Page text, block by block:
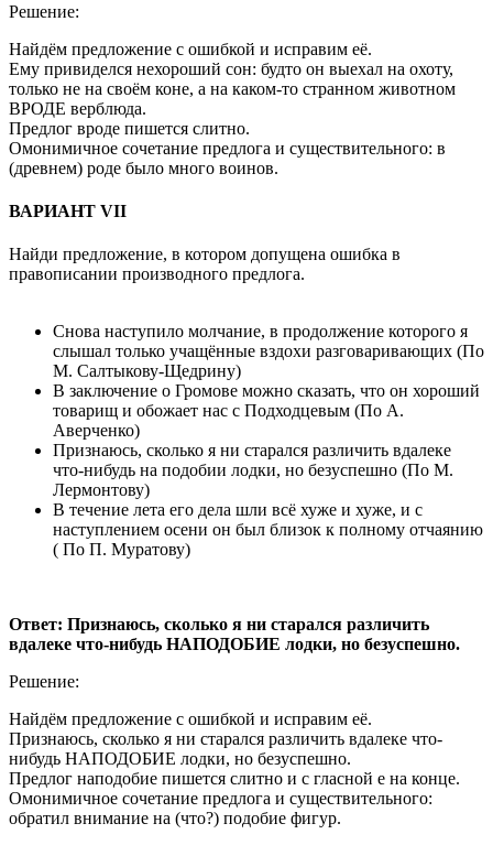
Решение:
Найдём предложение с ошибкой и исправим её.
Ему привиделся нехороший сон: будто он выехал на охоту,
только не на своём коне, а на каком-то странном животном
ВРОДЕ верблюда.
Предлог вроде пишется слитно.
Омонимичное сочетание предлога и существительного: в
(древнем) роде было много воинов.
ВАРИАНТ VII
Найди предложение, в котором допущена ошибка в
правописании производного предлога.
Снова наступило молчание, в продолжение которого я
слышал только учащённые вздохи разговаривающих (По
М. Салтыкову-Щедрину)
В заключение о Громове можно сказать, что он хороший
товарищ и обожает нас с Подходцевым (По А.
Аверченко)
Признаюсь, сколько я ни старался различить вдалеке
что-нибудь на подобии лодки, но безуспешно (По М.
Лермонтову)
В течение лета его дела шли всё хуже и хуже, и с
наступлением осени он был близок к полному отчаянию
( По П. Муратову)
Ответ: Признаюсь, сколько я ни старался различить
вдалеке что-нибудь НАПОДОБИЕ лодки, но безуспешно.
Решение:
Найдём предложение с ошибкой и исправим её.
Признаюсь, сколько я ни старался различить вдалеке что-
нибудь НАПОДОБИЕ лодки, но безуспешно.
Предлог наподобие пишется слитно и с гласной е на конце.
Омонимичное сочетание предлога и существительного:
обратил внимание на (что?) подобие фигур.